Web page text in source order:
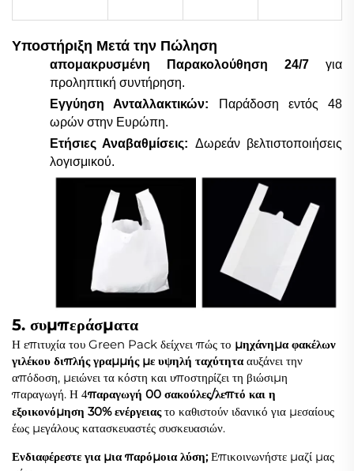
Υποστήριξη Μετά την Πώληση
απομακρυσμένη Παρακολούθηση 24/7 για
προληπτική συντήρηση.
Εγγύηση Ανταλλακτικών:
Παράδοση εντός 48
ωρών στην Ευρώπη.
Ετήσιες Αναβαθμίσεις: Δωρεάν βελτιστοποιήσεις
λογισμικού.
5. συμπεράσματα
Η επιτυχία του Green Pack δείχνει πώς το μηχάνημα φακέλων
γιλέκου διπλής γραμμής με υψηλή ταχύτητααυξάνει την
απόδοση, μειώνει τα κόστη και υποστηρίζει τη βιώσιμη
παραγωγή. Η 4παραγωγή 00 σακούλες/λεπτό και η
εξοικονόμηση 30% ενέργειαςτο καθιστούν ιδανικό για μεσαίους
έως μεγάλους κατασκευαστές συσκευασιών.
Ενδιαφέρεστε για μια παρόμοια λύση; Επικοινωνήστε μαζί μας